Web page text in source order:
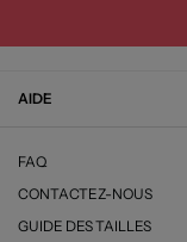
AIDE
FAQ
CONTACTEZ-NOUS
GUIDE DES TAILLES